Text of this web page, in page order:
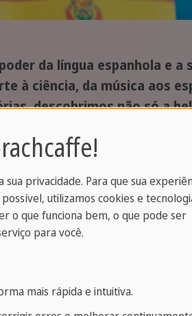
da língua espanhola e
à ciência, da música aos
descobrimos não só a
e cultura. Este é um
no espanhol através
privacidade. Para que sua
utilizamos cookies e
o que funciona bem, o que pode ser
para você.
mais rápida e intuitiva.